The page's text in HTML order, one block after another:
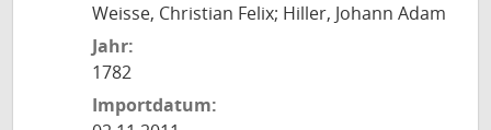
Weisse, Christian Felix; Hiller, Johann Adam
Jahr:
1782
Importdatum: